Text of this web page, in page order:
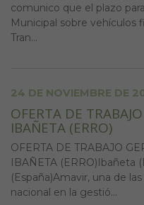
comunico que el plazo
Municipal sobre vehículos
Tran...
24 DE NOVIEMBRE DE
OFERTA DE
IBAÑETA (ERRO)
OFERTA DE TRABAJO
IBAÑETA (ERRO)Ibañeta
(España)Amavir, una de
nacional en la gestió...